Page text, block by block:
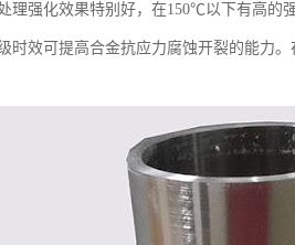
理强化效果特别好，在150℃以下有高的
时效可提高合金抗应力腐蚀开裂的能力